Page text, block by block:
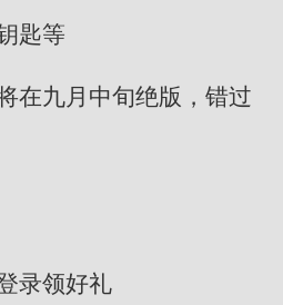
匙等
在九月中旬绝版，错过
录领好礼